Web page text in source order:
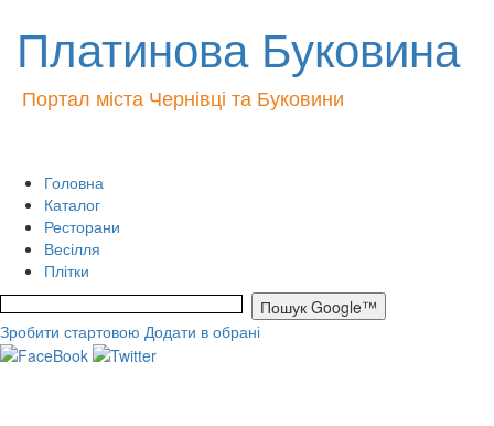
Платинова Буковина
Портал міста Чернівці та Буковини
Головна
Каталог
Ресторани
Весілля
Плітки
Зробити стартовою Додати в обрані